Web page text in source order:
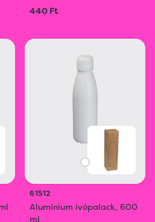
440 Ft
61512
Alumínium ivópalack, 600
ml